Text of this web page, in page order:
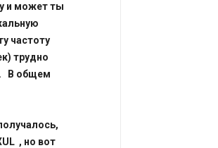
и может ты
частоту
трудно
В общем
, но вот